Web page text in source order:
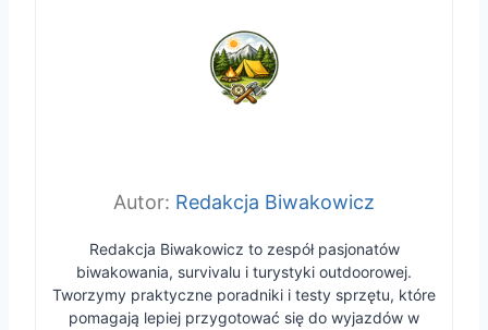
Redakcja Biwakowicz
Redakcja Biwakowicz to zespół pasjonatów
biwakowania, survivalu i turystyki outdoorowej.
Tworzymy praktyczne poradniki i testy sprzętu, które
pomagają lepiej przygotować się do wyjazdów w